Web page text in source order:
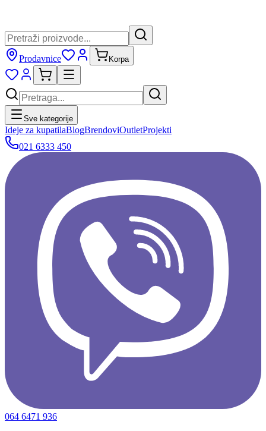
Prodavnice Korpa
Sve kategorije
Ideje za kupatilaBlogBrendoviOutletProjekti
021 6333 450
064 6471 936